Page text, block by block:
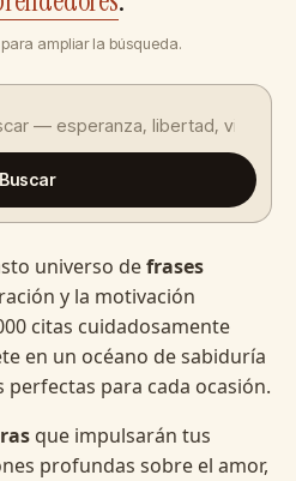
ampliar la búsqueda.
Buscar
universo defrases
y la motivación
citas cuidadosamente
en un océano de sabiduría
para cada ocasión.
que impulsarán tus
profundas sobre el amor,